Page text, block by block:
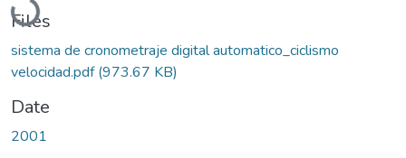
Loading...
Files
sistema de cronometraje digital automatico_ciclismo
velocidad.pdf(973.67 KB)
Date
2001